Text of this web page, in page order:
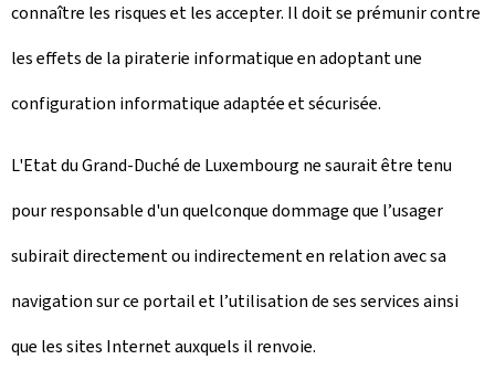
connaître les risques et les accepter. Il doit se prémunir contre
les effets de la piraterie informatique en adoptant une
configuration informatique adaptée et sécurisée.
L'Etat du Grand-Duché de Luxembourg ne saurait être tenu
pour responsable d'un quelconque dommage que l’usager
subirait directement ou indirectement en relation avec sa
navigation sur ce portail et l’utilisation de ses services ainsi
que les sites Internet auxquels il renvoie.